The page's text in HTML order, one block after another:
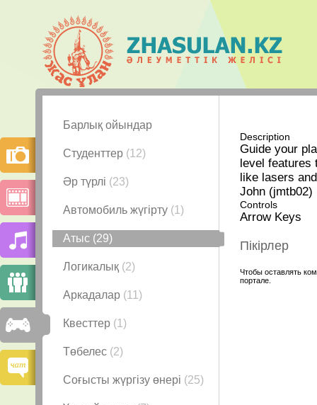
Барлық ойындар
Студенттер (12)
Әр түрлі (23)
Автомобиль жүгірту (1)
Атыс (29)
Логикалық (2)
Аркадалар (11)
Квесттер (1)
Төбелес (2)
Соғысты жүргізу өнері (25)
Description
Guide your
level features
like lasers
John (jmtb02)
Controls
Arrow Keys
Пікірлер
Чтобы оставлять
портале.